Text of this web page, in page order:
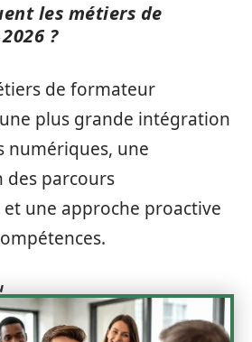
les métiers de
?
de formateur
plus grande intégration
numériques, une
des parcours
et une approche proactive